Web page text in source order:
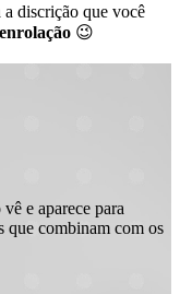
discrição que você
😉
vê e aparece para
que combinam com os